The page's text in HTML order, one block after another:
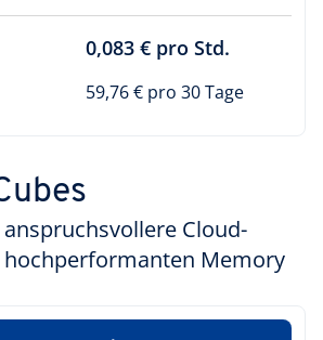
0,083 € pro Std.
59,76 € pro 30 Tage
Cloud-
hochperformanten Memory